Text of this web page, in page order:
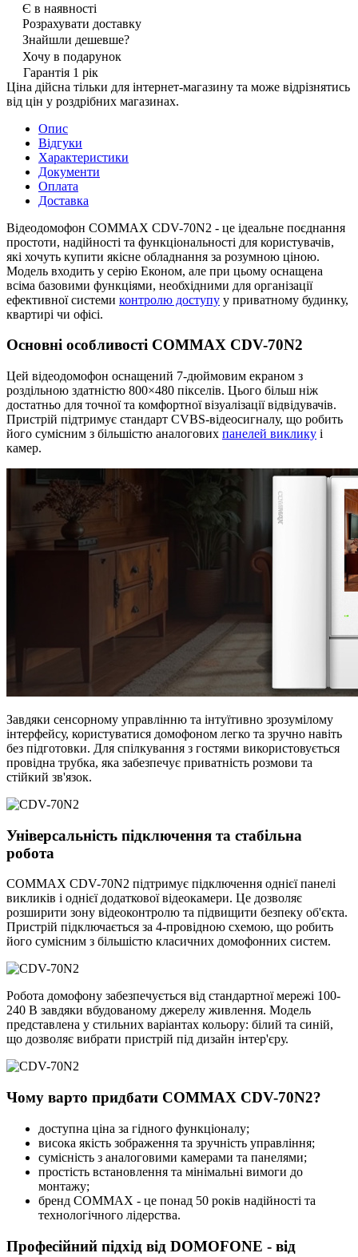
Є в наявності
Розрахувати доставку
Знайшли дешевше?
Хочу в подарунок
Гарантія 1 рік
Ціна дійсна тільки для інтернет-магазину та може відрізнятись
від цін у роздрібних магазинах.
Опис
Відгуки
Характеристики
Документи
Оплата
Доставка
Відеодомофон COMMAX CDV-70N2 - це ідеальне поєднання
простоти, надійності та функціональності для користувачів,
які хочуть купити якісне обладнання за розумною ціною.
Модель входить у серію Економ, але при цьому оснащена
всіма базовими функціями, необхідними для організації
ефективної системи контролю доступу у приватному будинку,
квартирі чи офісі.
Основні особливості COMMAX CDV-70N2
Цей відеодомофон оснащений 7-дюймовим екраном з
роздільною здатністю 800×480 пікселів. Цього більш ніж
достатньо для точної та комфортної візуалізації відвідувачів.
Пристрій підтримує стандарт CVBS-відеосигналу, що робить
його сумісним з більшістю аналогових панелей виклику і
камер.
Завдяки сенсорному управлінню та інтуїтивно зрозумілому
інтерфейсу, користуватися домофоном легко та зручно навіть
без підготовки. Для спілкування з гостями використовується
провідна трубка, яка забезпечує приватність розмови та
стійкий зв'язок.
Універсальність підключення та стабільна
робота
COMMAX CDV-70N2 підтримує підключення однієї панелі
викликів і однієї додаткової відеокамери. Це дозволяє
розширити зону відеоконтролю та підвищити безпеку об'єкта.
Пристрій підключається за 4-провідною схемою, що робить
його сумісним з більшістю класичних домофонних систем.
Робота домофону забезпечується від стандартної мережі 100-
240 В завдяки вбудованому джерелу живлення. Модель
представлена у стильних варіантах кольору: білий та синій,
що дозволяє вибрати пристрій під дизайн інтер'єру.
Чому варто придбати COMMAX CDV-70N2?
доступна ціна за гідного функціоналу;
висока якість зображення та зручність управління;
сумісність з аналоговими камерами та панелями;
простість встановлення та мінімальні вимоги до
монтажу;
бренд COMMAX - це понад 50 років надійності та
технологічного лідерства.
Професійний підхід від DOMOFONE - від